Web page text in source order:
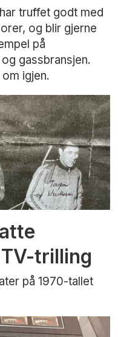
truffet godt med
og blir gjerne
på
gassbransjen.
igjen.
trilling
på 1970-tallet